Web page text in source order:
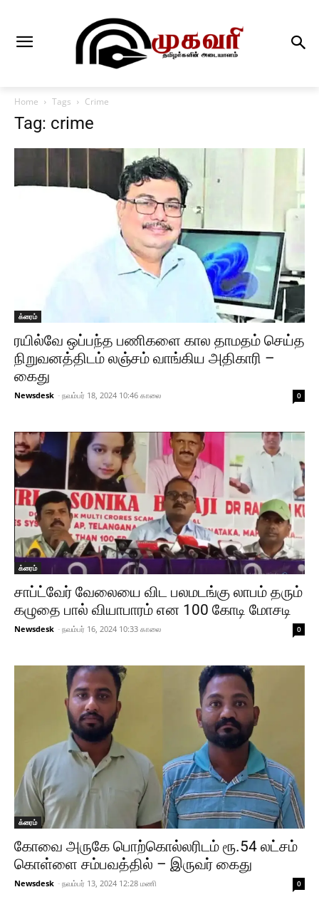
Home Tags Crime
Tag: crime
க்ரைம்
ரயில்வே ஒப்பந்த பணிகளை கால தாமதம் செய்த
நிறுவனத்திடம் லஞ்சம் வாங்கிய அதிகாரி –
கைது
Newsdesk - நவம்பர் 18, 2024 10:46 காலை 0
க்ரைம்
சாப்ட்வேர் வேலையை விட பலமடங்கு லாபம் தரும்
கழுதை பால் வியாபாரம் என 100 கோடி மோசடி
Newsdesk - நவம்பர் 16, 2024 10:33 காலை 0
க்ரைம்
கோவை அருகே பொற்கொல்லரிடம் ரூ.54 லட்சம்
கொள்ளை சம்பவத்தில் – இருவர் கைது
Newsdesk - நவம்பர் 13, 2024 12:28 மணி 0